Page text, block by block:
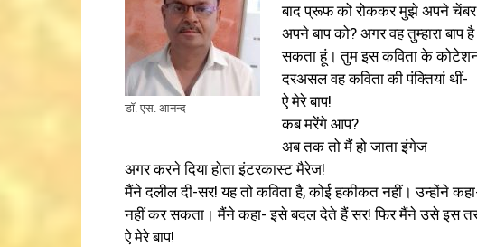
डॉ. एस. आनन्द
बाद प्रूफ को रोककर मुझे अपने चेंबर में
अपने बाप को? अगर वह तुम्हारा
सकता हूं। तुम इस कविता के
दरअसल वह कविता की पंक्तियां थीं-
ऐ मेरे बाप!
कब मरेंगे आप?
अब तक तो मैं हो जाता इंगेज
अगर करने दिया होता इंटरकास्ट मैरेज!
मैंने दलील दी-सर! यह तो कविता है, कोई हकीकत नहीं। उन्होंने
नहीं कर सकता। मैंने कहा- इसे बदल देते हैं सर! फिर मैंने उसे इस
ऐ मेरे बाप!